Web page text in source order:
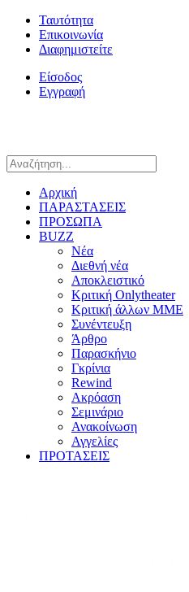
Ταυτότητα
Επικοινωνία
Διαφημιστείτε
Είσοδος
Εγγραφή
Αρχική
ΠΑΡΑΣΤΑΣΕΙΣ
ΠΡΟΣΩΠΑ
BUZZ
Νέα
Διεθνή νέα
Αποκλειστικό
Κριτική Onlytheater
Κριτική άλλων ΜΜΕ
Συνέντευξη
Άρθρο
Παρασκήνιο
Γκρίνια
Rewind
Ακρόαση
Σεμινάριο
Ανακοίνωση
Αγγελίες
ΠΡΟΤΑΣΕΙΣ